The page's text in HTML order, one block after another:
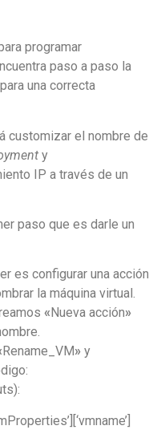
programar
paso a paso la
una correcta
customizar el nombre de
y
IP a través de un
paso que es darle un
es configurar una acción
la máquina virtual.
« Nueva acción»
Rename_VM» y